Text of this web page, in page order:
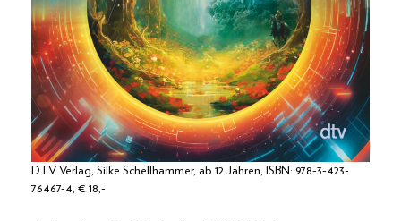
DTV Verlag, Silke Schellhammer, ab 12 Jahren, ISBN: 978-3-423-
76467-4, € 18,-